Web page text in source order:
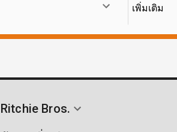
เพิ่มเติม
Ritchie Bros.